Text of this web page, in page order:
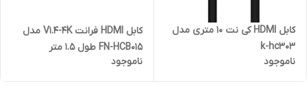
کابل HDMI کی نت 10 متری مدل
k-hc303
ناموجود
کابل HDMI فرانت V1.4-4K مدل
FN-HCB015 طول 1.5 متر
ناموجود